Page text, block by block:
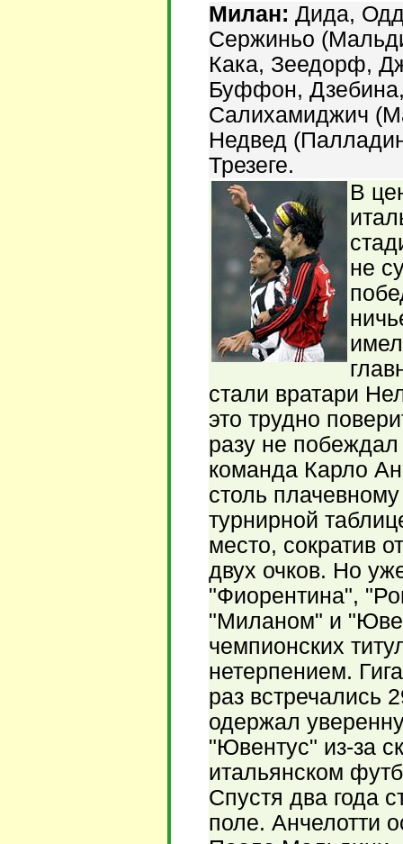
Милан: Дида,
Сержиньо
Кака, Зеедорф,
Буффон,
Салихамиджич
Недвед
Трезеге.
В
не
стали вратари
это трудно
разу не
команда Карло
столь
турнирной
место, сократив
двух очков. Но
"Фиорентина",
"Миланом" и
чемпионских
нетерпением.
раз встречались
одержал
"Ювентус" из-за
итальянском
Спустя два года
поле. Анчелотти